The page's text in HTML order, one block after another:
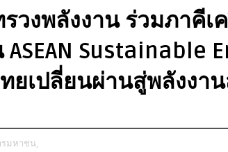
วงพลังงาน ร่วมภาคีเ
Sustainable
ยเปลี่ยนผ่านสู่พลังงา
รมหาชน,